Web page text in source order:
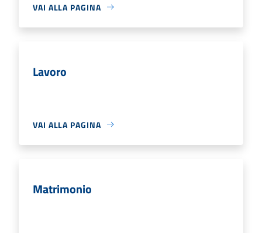
VAI ALLA PAGINA
Lavoro
VAI ALLA PAGINA
Matrimonio